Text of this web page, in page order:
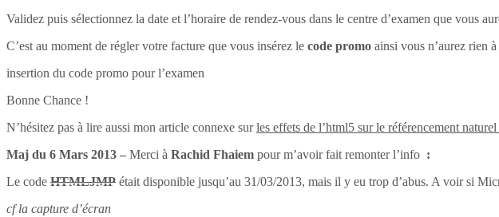
Validez puis sélectionnez la date et l’horaire de rendez-vous dans le centre d’examen que vous
C’est au moment de régler votre facture que vous insérez le code promo ainsi vous n’aurez rien à
insertion du code promo pour l’examen
Bonne Chance !
N’hésitez pas à lire aussi mon article connexe surles effets de l’html5 sur le référencement naturel
Maj du 6 Mars 2013 – Merci à Rachid Fhaiem pour m’avoir fait remonter l’info :
Le code HTMLJMP était disponible jusqu’au 31/03/2013, mais il y eu trop d’abus. A voir si
cf la capture d’écran